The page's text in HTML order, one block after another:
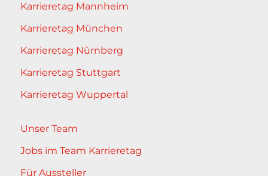
Karrieretag Mannheim
Karrieretag München
Karrieretag Nürnberg
Karrieretag Stuttgart
Karrieretag Wuppertal
Unser Team
Jobs im Team Karrieretag
Für Aussteller